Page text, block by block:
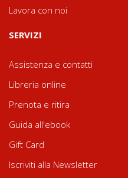
Lavora con noi
SERVIZI
Assistenza e contatti
Libreria online
Prenota e ritira
Guida all'ebook
Gift Card
Iscriviti alla Newsletter